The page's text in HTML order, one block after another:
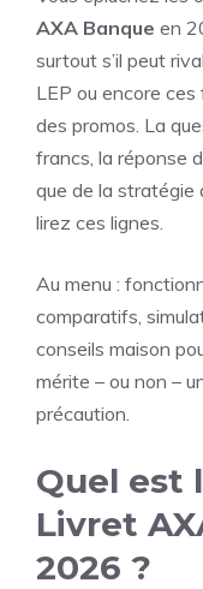
AXA Banque en
surtout s’il peut
LEP ou encore
des promos. La
francs, la réponse
que de la stratégie
lirez ces lignes.
Au menu :
comparatifs,
conseils maison
mérite – ou non –
précaution.
Quel est
Livret
2026 ?